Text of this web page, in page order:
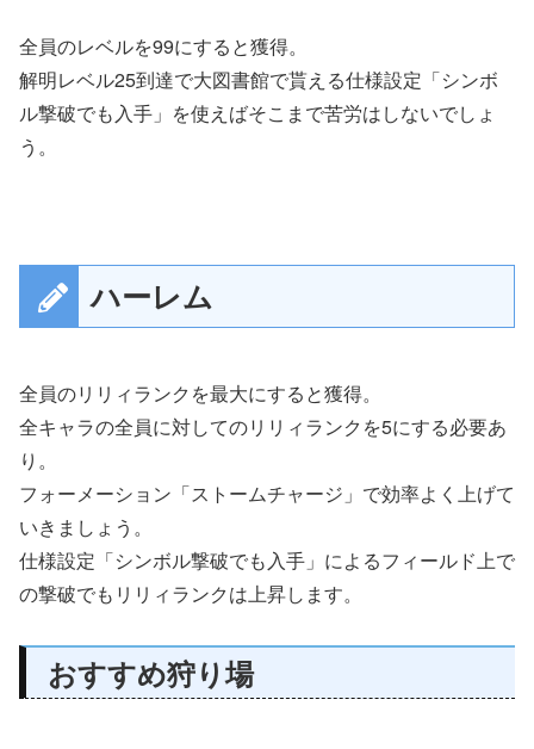
全員のレベルを99にすると獲得。
解明レベル25到達で大図書館で貰える仕様設定「シンボ
ル撃破でも入手」を使えばそこまで苦労はしないでしょ
う。
ハーレム
全員のリリィランクを最大にすると獲得。
全キャラの全員に対してのリリィランクを5にする必要あ
り。
フォーメーション「ストームチャージ」で効率よく上げて
いきましょう。
仕様設定「シンボル撃破でも入手」によるフィールド上で
の撃破でもリリィランクは上昇します。
おすすめ狩り場